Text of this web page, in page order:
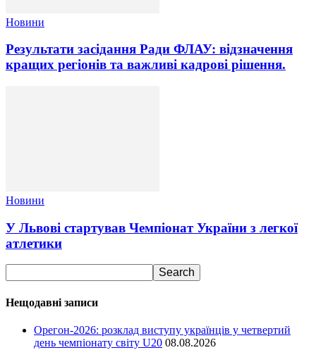
Новини
Результати засідання Ради ФЛАУ: відзначення
кращих регіонів та важливі кадрові рішення.
Новини
У Львові стартував Чемпіонат України з легкої
атлетики
Нещодавні записи
Орегон-2026: розклад виступу українців у четвертий
день чемпіонату світу U20 08.08.2026